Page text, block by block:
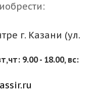
г. Казани (ул.
9.00 - 18.00, вс: